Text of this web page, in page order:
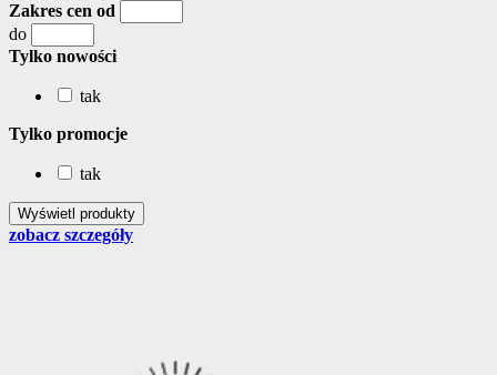
Zakres cen od
do
Tylko nowości
tak
Tylko promocje
tak
zobacz szczegóły